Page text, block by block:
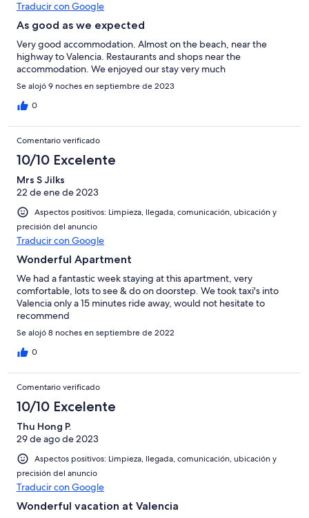
Traducir con Google
As good as we expected
Very good accommodation. Almost on the beach, near the
highway to Valencia. Restaurants and shops near the
accommodation. We enjoyed our stay very much
Se alojó 9 noches en septiembre de 2023
0
Comentario verificado
10/10 Excelente
Mrs S Jilks
22 de ene de 2023
Aspectos positivos: Limpieza, llegada, comunicación, ubicación y
precisión del anuncio
Traducir con Google
Wonderful Apartment
We had a fantastic week staying at this apartment, very
comfortable, lots to see & do on doorstep. We took taxi's into
Valencia only a 15 minutes ride away, would not hesitate to
recommend
Se alojó 8 noches en septiembre de 2022
0
Comentario verificado
10/10 Excelente
Thu Hong P.
29 de ago de 2023
Aspectos positivos: Limpieza, llegada, comunicación, ubicación y
precisión del anuncio
Traducir con Google
Wonderful vacation at Valencia